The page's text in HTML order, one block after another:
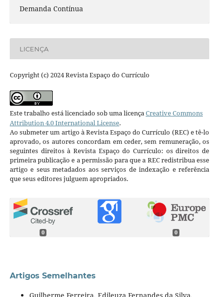
Demanda Contínua
LICENÇA
Copyright (c) 2024 Revista Espaço do Currículo
Este trabalho está licenciado sob uma licençaCreative Commons
Attribution 4.0 International License.
Ao submeter um artigo à Revista Espaço do Currículo (REC) e tê-lo
aprovado, os autores concordam em ceder, sem remuneração, os
seguintes direitos à Revista Espaço do Currículo: os direitos de
primeira publicação e a permissão para que a REC redistribua esse
artigo e seus metadados aos serviços de indexação e referência
que seus editores julguem apropriados.
0 0
Artigos Semelhantes